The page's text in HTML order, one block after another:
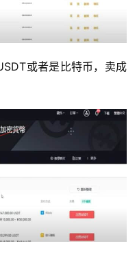
或者是比特币，卖成